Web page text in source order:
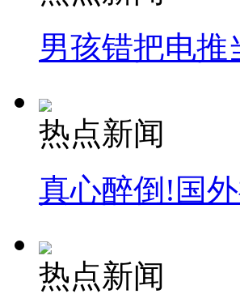
男孩错把电推
热点新闻
真心醉倒!国
热点新闻